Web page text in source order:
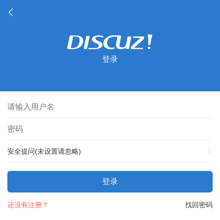
登录
安全提问(未设置请忽略)
登录
找回密码
还没有注册？